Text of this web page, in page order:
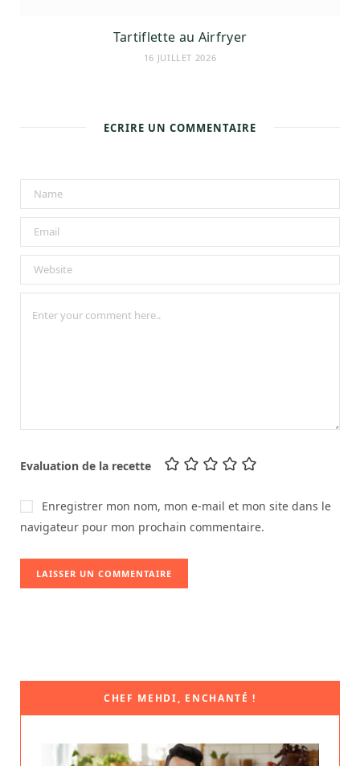
Tartiflette au Airfryer
16 JUILLET 2026
ECRIRE UN COMMENTAIRE
Evaluation de la recette
Enregistrer mon nom, mon e-mail et mon site dans le
navigateur pour mon prochain commentaire.
CHEF MEHDI, ENCHANTÉ !